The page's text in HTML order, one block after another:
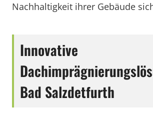
Nachhaltigkeit ihrer Gebäude
Innovative
Bad Salzdetfurth